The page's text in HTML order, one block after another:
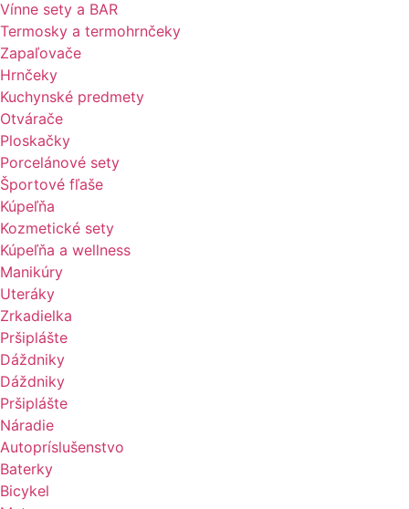
Vínne sety a BAR
Termosky a termohrnčeky
Zapaľovače
Hrnčeky
Kuchynské predmety
Otvárače
Ploskačky
Porcelánové sety
Športové fľaše
Kúpeľňa
Kozmetické sety
Kúpeľňa a wellness
Manikúry
Uteráky
Zrkadielka
Pršiplášte
Dáždniky
Dáždniky
Pršiplášte
Náradie
Autopríslušenstvo
Baterky
Bicykel